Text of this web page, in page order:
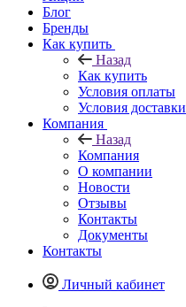
Блог
Бренды
Как купить
Назад
Как купить
Условия оплаты
Условия доставки
Компания
Назад
Компания
О компании
Новости
Отзывы
Контакты
Документы
Контакты
Личный кабинет